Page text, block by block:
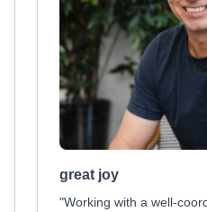
great joy
"Working with a well-